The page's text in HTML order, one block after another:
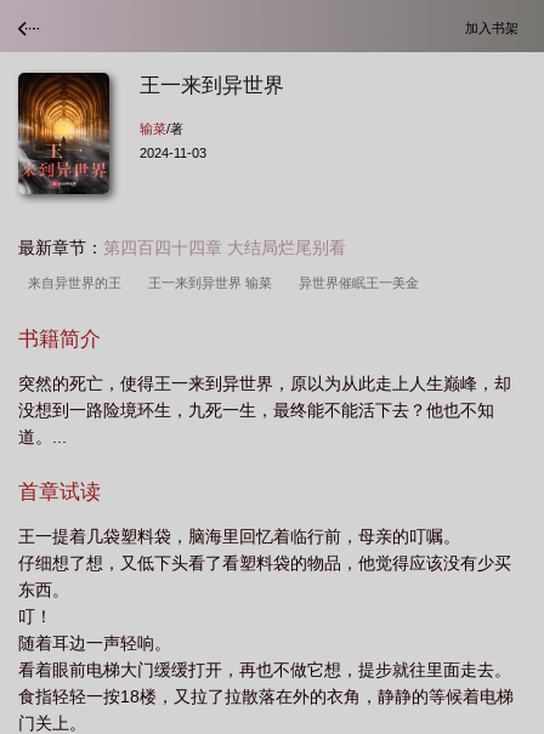
加入书架
王一来到异世界
输菜/著
2024-11-03
最新章节： 第四百四十四章 大结局烂尾别看
来自异世界的王 王一来到异世界 输菜 异世界催眠王一美金
书籍简介
突然的死亡，使得王一来到异世界，原以为从此走上人生巅峰，却
没想到一路险境环生，九死一生，最终能不能活下去？他也不知
道。...
首章试读
王一提着几袋塑料袋，脑海里回忆着临行前，母亲的叮嘱。
仔细想了想，又低下头看了看塑料袋的物品，他觉得应该没有少买
东西。
叮！
随着耳边一声轻响。
看着眼前电梯大门缓缓打开，再也不做它想，提步就往里面走去。
食指轻轻一按18楼，又拉了拉散落在外的衣角，静静的等候着电梯
门关上。